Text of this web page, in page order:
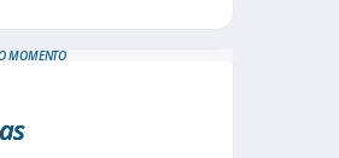
MOMENTO